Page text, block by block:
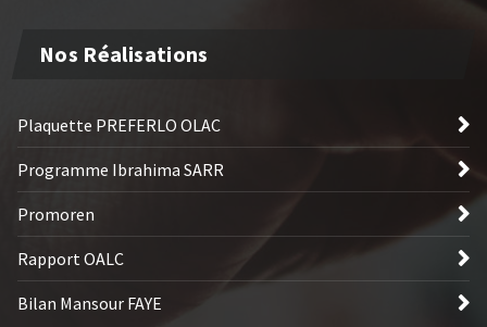
Nos Réalisations
Plaquette PREFERLO OLAC
Programme Ibrahima SARR
Promoren
Rapport OALC
Bilan Mansour FAYE